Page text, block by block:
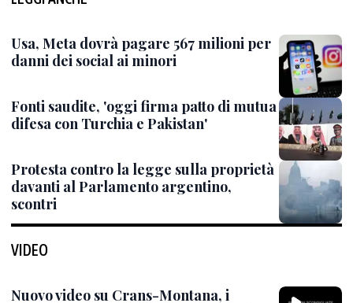
Usa, Meta dovrà pagare 567 milioni per
danni dei social ai minori
Fonti saudite, 'oggi firma patto di mutua
difesa con Turchia e Pakistan'
Protesta contro la legge sulla proprietà
davanti al Parlamento argentino,
scontri
VIDEO
Nuovo video su Crans-Montana, i